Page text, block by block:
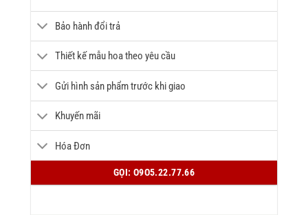
Bảo hành đổi trả
Thiết kế mẫu hoa theo yêu cầu
Gửi hình sản phẩm trước khi giao
Khuyến mãi
Hóa Đơn
GỌI: O9O5.22.77.66